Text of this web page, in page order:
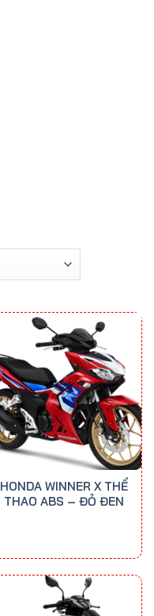
HONDA WINNER X THỂ
THAO ABS – ĐỎ ĐEN